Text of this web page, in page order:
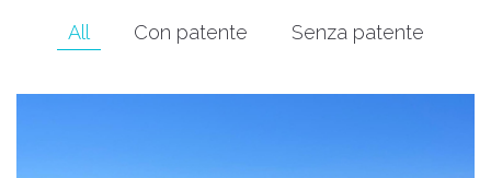
All Con patente Senza patente